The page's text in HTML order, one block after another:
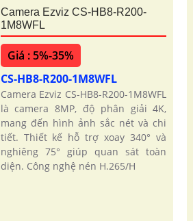
Camera Ezviz CS-HB8-R200-
1M8WFL
Giá : 5%-35%
CS-HB8-R200-1M8WFL
Camera Ezviz CS-HB8-R200-1M8WFL
là camera 8MP, độ phân giải 4K,
mang đến hình ảnh sắc nét và chi
tiết. Thiết kế hỗ trợ xoay 340° và
nghiêng 75° giúp quan sát toàn
diện. Công nghệ nén H.265/H